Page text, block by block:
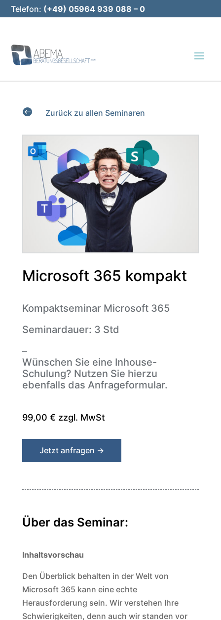
Telefon: (+49) 05964 939 088 – 0
 Zurück zu allen Seminaren
Microsoft 365 kompakt
Kompaktseminar Microsoft 365
Seminardauer: 3 Std
–
Wünschen Sie eine Inhouse-
Schulung? Nutzen Sie hierzu
ebenfalls das Anfrageformular.
99,00 € zzgl. MwSt
Jetzt anfragen →
Über das Seminar:
Inhaltsvorschau
Den Überblick behalten in der Welt von
Microsoft 365 kann eine echte
Herausforderung sein. Wir verstehen Ihre
Schwierigkeiten, denn auch wir standen vor